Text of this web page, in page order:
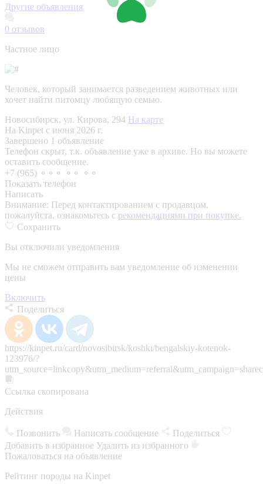
Другие объявления
0 отзывов
Частное лицо
Человек, который занимается разведением животных или
хочет найти питомцу любящую семью.
Новосибирск, ул. Кирова, 294 На карте
На Kinpet c июня 2026 г.
Завершено 1 объявление
Телефон скрыт, т.к. объявление уже в архиве. Но вы можете
оставить сообщение.
+7 (965) ⚬⚬⚬ ⚬⚬ ⚬⚬
Показать телефон
Написать
Внимание: Перед контактированием с продавцом,
пожалуйста, ознакомьтесь с рекомендациями при покупке.
Сохранить
Вы отключили уведомления
Мы не сможем отправить вам уведомление об изменении
цены
Включить
Поделиться
https://kinpet.ru/card/novosibirsk/koshki/bengalskiy-kotenok-
123976/?
Ссылка скопирована
Действия
Позвонить Написать сообщение
Поделиться
Добавить в избранное Удалить из избранного
Пожаловаться на объявление
Рейтинг породы на Kinpet